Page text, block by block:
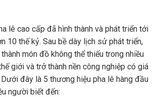
lê cao cấp đã hình thành và phát triển tới
10 thế kỷ. Sau bề dày lịch sử phát triển,
món đồ không thể thiếu trong nhiều
giới và trở thành nền công nghiệp có giá
đây là 5 thương hiệu pha lê hàng đầu
người biết đến: